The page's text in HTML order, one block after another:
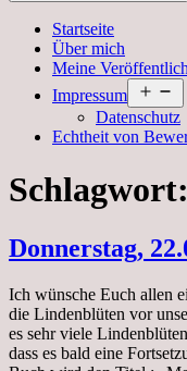
Startseite
Über mich
Meine
Impressum
Datenschutz
Echtheit von
Schlagwort:
Donnerstag,
Ich wünsche Euch allen
die Lindenblüten vor
es sehr viele
dass es bald eine